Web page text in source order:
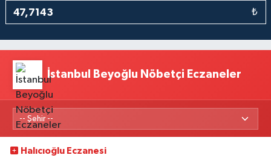
₺
İstanbul Beyoğlu Nöbetçi Eczaneler
Halıcıoğlu Eczanesi